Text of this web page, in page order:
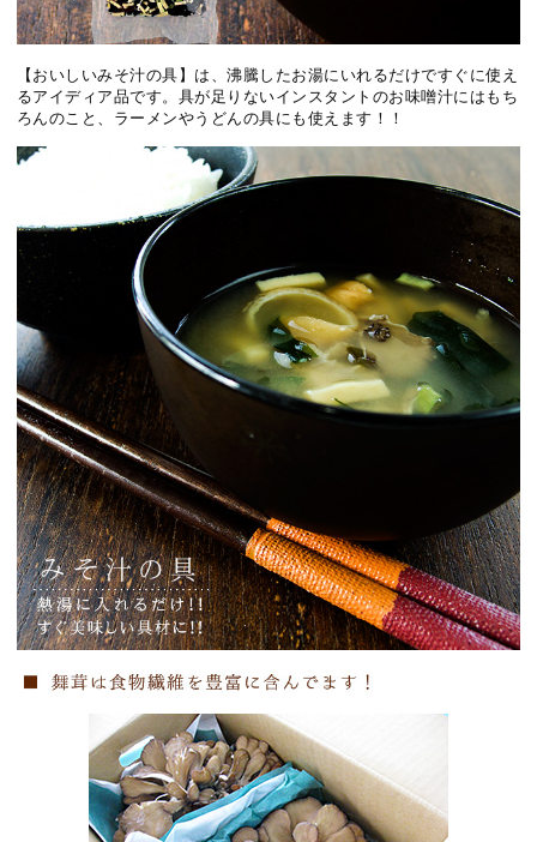
【おいしいみそ汁の具】は、沸騰したお湯にいれるだけですぐに使え
るアイディア品です。具が足りないインスタントのお味噌汁にはもち
ろんのこと、ラーメンやうどんの具にも使えます！！